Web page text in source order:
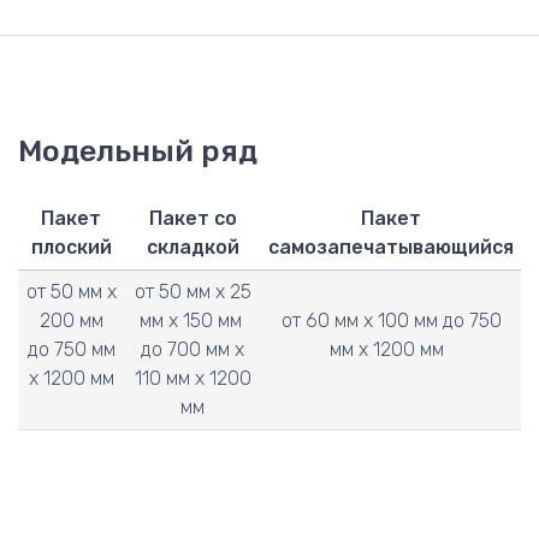
Модельный ряд
Пакет
плоский
Пакет со
складкой
Пакет
самозапечатывающийся
от 50 мм х
200 мм
до 750 мм
х 1200 мм
от 50 мм х 25
мм х 150 мм
до 700 мм х
110 мм х 1200
мм
от 60 мм х 100 мм до 750
мм х 1200 мм